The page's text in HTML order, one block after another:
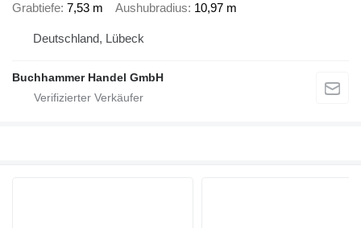
Grabtiefe 7,53 m Aushubradius 10,97 m
Deutschland, Lübeck
Buchhammer Handel GmbH